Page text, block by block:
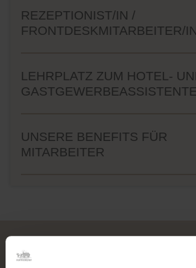
REZEPTIONIST/IN /
FRONTDESKMITARBEITER/IN
LEHRPLATZ ZUM HOTEL-
UNSERE BENEFITS FÜR
MITARBEITER
Überzeugen Sie